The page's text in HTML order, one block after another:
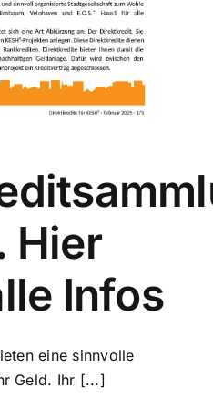
Hier
Infos
eine sinnvolle
Geld. Ihr [...]